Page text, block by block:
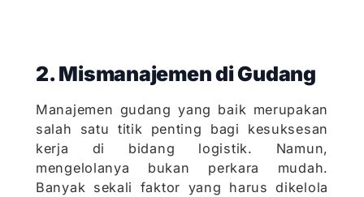
2. Mismanajemen di Gudang
Manajemen gudang yang baik merupakan
salah satu titik penting bagi kesuksesan
kerja di bidang logistik. Namun,
mengelolanya bukan perkara mudah.
Banyak sekali faktor yang harus dikelola